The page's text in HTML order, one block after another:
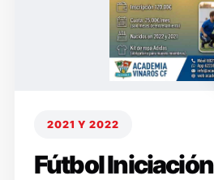
2021 Y 2022
Fútbol Iniciación